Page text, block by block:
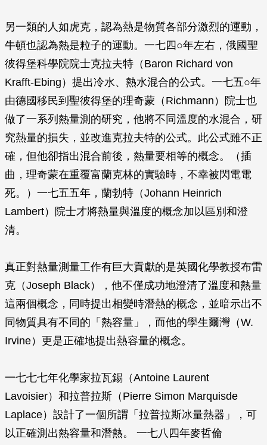
另一類的人如虎克，認為熱是物質各部分激烈的運動，
牛頓也認為熱是粒子的運動。一七四○年左右，俄國聖
彼得堡科學院院士克拉夫特（Baron Richard von
Krafft-Ebing）提出冷水、熱水混合的公式。一七五○年
由德國移民到聖彼得堡的理奇蒙（Richmann）院士也
做了一系列熱量測的研究，他將不同溫度的水混合，研
究熱量的損失，並改進克拉夫特的公式。此公式雖不正
確，但他卻指出混合前後，熱量要相等的概念。（插
曲，理奇蒙在重覆富蘭克林的實驗時，不幸被閃電電
死。）一七五五年，蘭勃特（Johann Heinrich
Lambert）院士才將熱量與溫度的概念加以區別和澄
清。
真正對熱量測量工作有巨大貢獻的是英國化學教授布雷
克（Joseph Black），他不僅成功地澄清了溫度和熱量
這兩個概念，同時提出相變時潛熱的概念，並暗示出不
同物質具有不同的「熱容量」，而他的學生爾灣（W.
Irvine）更是正確地提出熱容量的概念。
一七七七年化學家拉瓦錫（Antoine Laurent
Lavoisier）和拉普拉斯（Pierre Simon Marquisde
Laplace）設計了一個所謂「拉普拉斯冰量熱器」，可
以正確測出熱容量和潛熱。 一七八四年麥哲倫